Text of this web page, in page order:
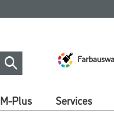
M-Plus Services